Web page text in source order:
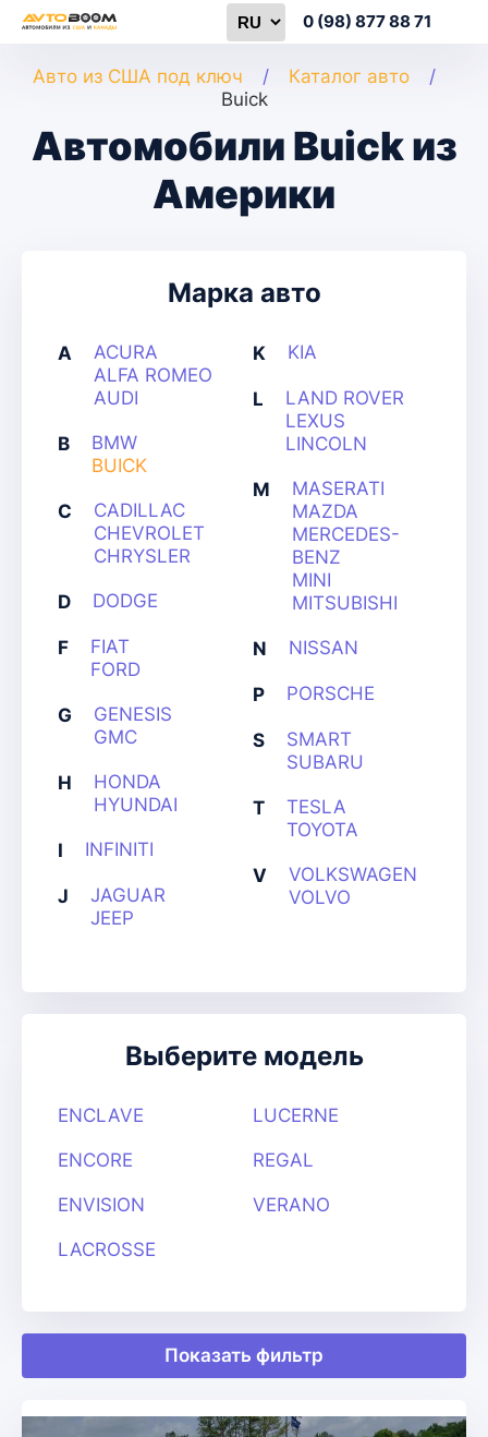
0 (98) 877 88 71
Авто из США под ключ
Каталог авто
Buick
Автомобили Buick из
Америки
Марка авто
A
ACURA
ALFA ROMEO
AUDI
B
BMW
BUICK
C
CADILLAC
CHEVROLET
CHRYSLER
D DODGE
F
FIAT
FORD
G
GENESIS
GMC
H
HONDA
HYUNDAI
I INFINITI
J
JAGUAR
JEEP
K KIA
L
LAND ROVER
LEXUS
LINCOLN
M
MASERATI
MAZDA
MERCEDES-
BENZ
MINI
MITSUBISHI
N NISSAN
P PORSCHE
S
SMART
SUBARU
T
TESLA
TOYOTA
V
VOLKSWAGEN
VOLVO
Выберите модель
ENCLAVE
ENCORE
ENVISION
LACROSSE
LUCERNE
REGAL
VERANO
Показать фильтр